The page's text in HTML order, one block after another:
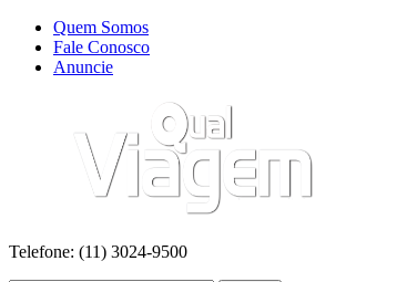
Quem Somos
Fale Conosco
Anuncie
Telefone: (11) 3024-9500